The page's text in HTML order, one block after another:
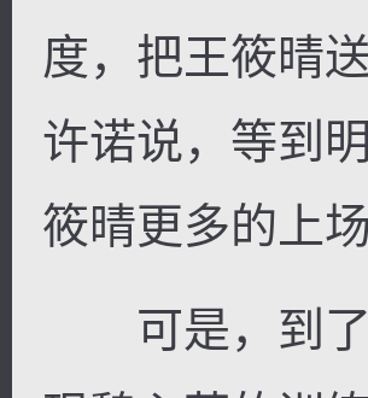
度，把王筱晴
许诺说，等到
筱晴更多的上场
可是，到了